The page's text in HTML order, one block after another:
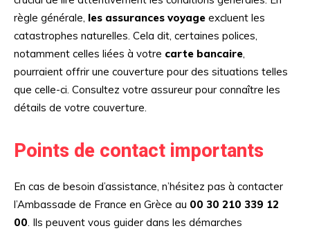
règle générale, les assurances voyage excluent les
catastrophes naturelles. Cela dit, certaines polices,
notamment celles liées à votre carte bancaire,
pourraient offrir une couverture pour des situations telles
que celle-ci. Consultez votre assureur pour connaître les
détails de votre couverture.
Points de contact importants
En cas de besoin d’assistance, n’hésitez pas à contacter
l’Ambassade de France en Grèce au 00 30 210 339 12
00. Ils peuvent vous guider dans les démarches